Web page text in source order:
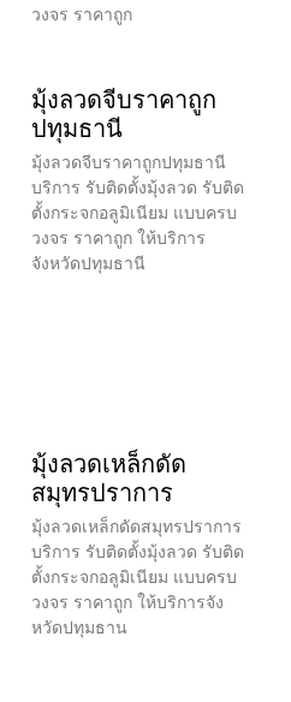
วงจร ราคาถูก
มุ้งลวดจีบราคาถูก
ปทุมธานี
มุ้งลวดจีบราคาถูกปทุมธานี
บริการ รับติดตั้งมุ้งลวด รับติด
ตั้งกระจกอลูมิเนียม แบบครบ
วงจร ราคาถูก ให้บริการ
จังหวัดปทุมธานี
มุ้งลวดเหล็กดัด
สมุทรปราการ
มุ้งลวดเหล็กดัดสมุทรปราการ
บริการ รับติดตั้งมุ้งลวด รับติด
ตั้งกระจกอลูมิเนียม แบบครบ
วงจร ราคาถูก ให้บริการจัง
หวัดปทุมธาน